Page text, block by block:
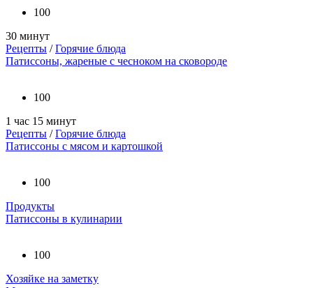
100
30 минут
Рецепты /Горячие блюда
Патиссоны, жареные с чесноком на сковороде
100
1 час 15 минут
Рецепты /Горячие блюда
Патиссоны с мясом и картошкой
100
Продукты
Патиссоны в кулинарии
100
Хозяйке на заметку